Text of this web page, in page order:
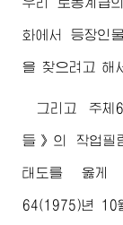
화에서 등장인
을 찾으려고 해
그리고 주체
들》의 작업필
태도를 옳게
64(1975)년 10